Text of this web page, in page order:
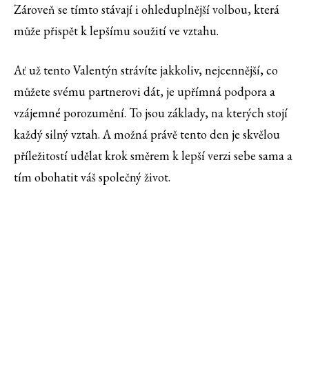
Zároveň se tímto stávají i ohleduplnější volbou, která
může přispět k lepšímu soužití ve vztahu.
Ať už tento Valentýn strávíte jakkoliv, nejcennější, co
můžete svému partnerovi dát, je upřímná podpora a
vzájemné porozumění. To jsou základy, na kterých stojí
každý silný vztah. A možná právě tento den je skvělou
příležitostí udělat krok směrem k lepší verzi sebe sama a
tím obohatit váš společný život.